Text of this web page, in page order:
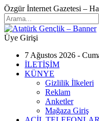
Özgür İnternet Gazetesi –
Üye Girişi
7 Ağustos 2026 -
İLETİŞİM
KÜNYE
Gizlilik İlkeleri
Reklam
Anketler
Mağaza Giriş